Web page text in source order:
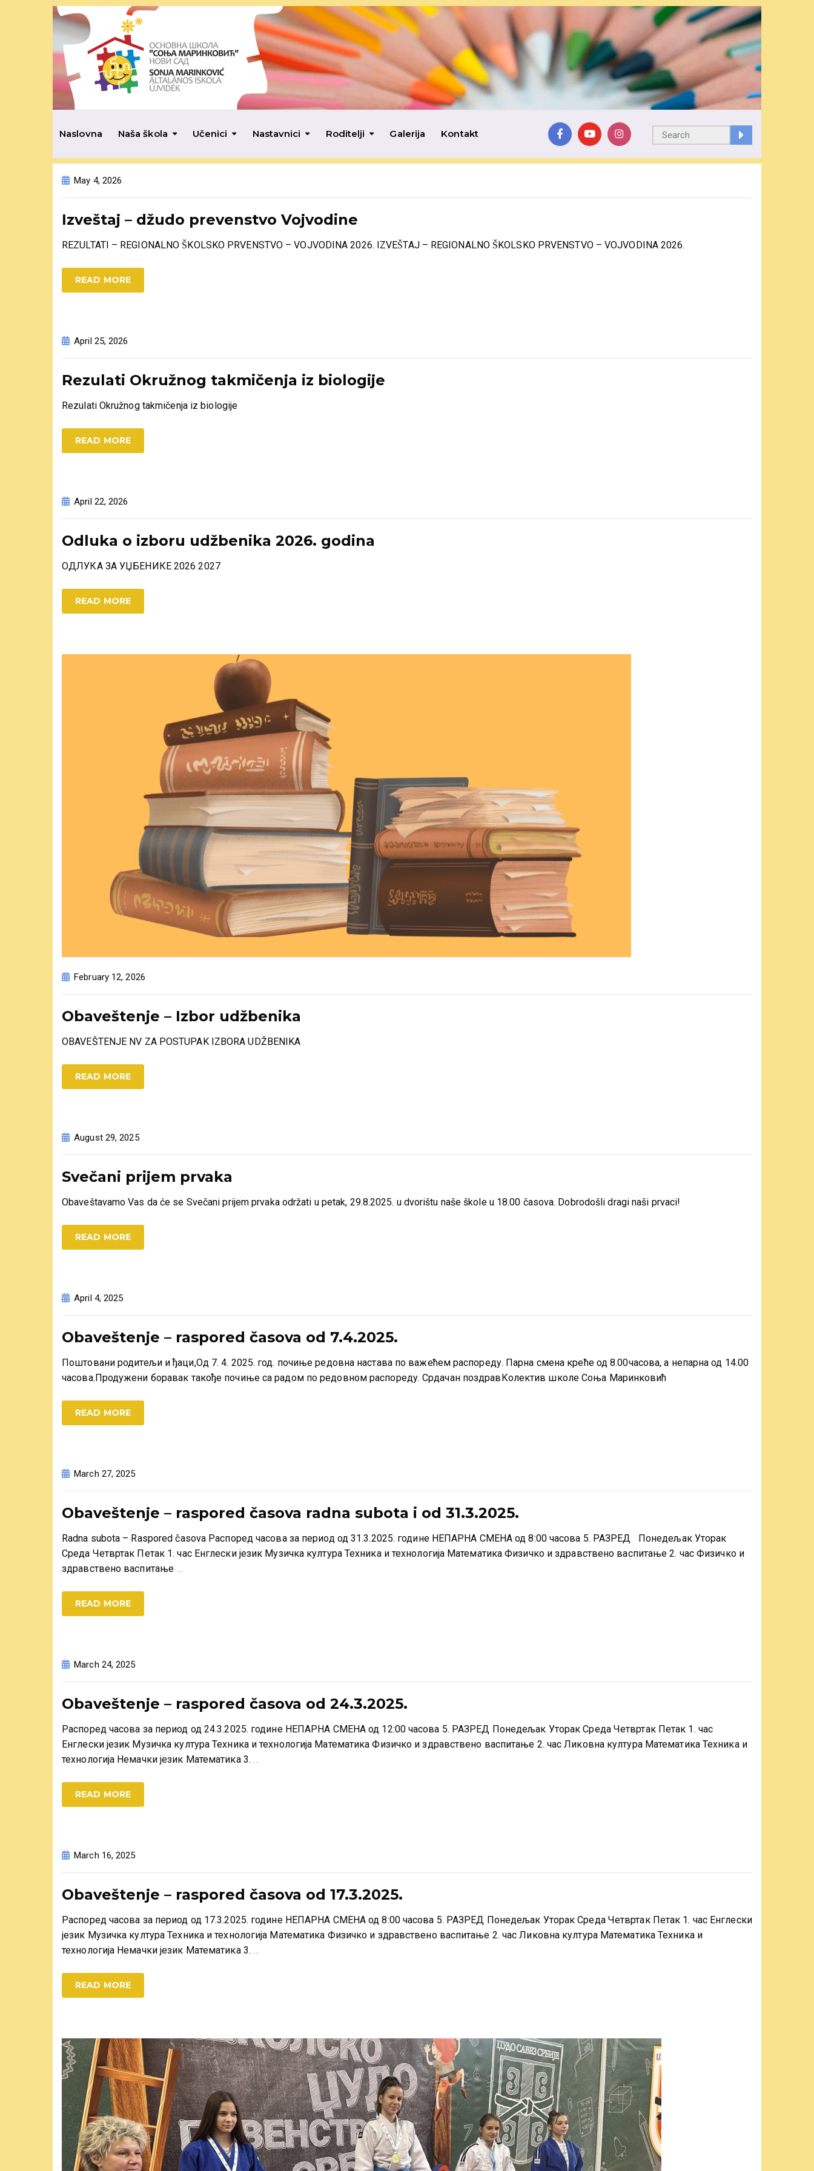
Naslovna Naša škola Učenici Nastavnici Roditelji Galerija Kontakt
May 4, 2026
Izveštaj – džudo prevenstvo Vojvodine
REZULTATI – REGIONALNO ŠKOLSKO PRVENSTVO – VOJVODINA 2026. IZVEŠTAJ – REGIONALNO ŠKOLSKO PRVENSTVO – VOJVODINA 2026.
READ MORE
April 25, 2026
Rezulati Okružnog takmičenja iz biologije
Rezulati Okružnog takmičenja iz biologije
READ MORE
April 22, 2026
Odluka o izboru udžbenika 2026. godina
ОДЛУКА ЗА УЏБЕНИКЕ 2026 2027
READ MORE
February 12, 2026
Obaveštenje – Izbor udžbenika
OBAVEŠTENJE NV ZA POSTUPAK IZBORA UDŽBENIKA
READ MORE
August 29, 2025
Svečani prijem prvaka
Obaveštavamo Vas da će se Svečani prijem prvaka održati u petak, 29.8.2025. u dvorištu naše škole u 18.00 časova. Dobrodošli dragi naši prvaci!
READ MORE
April 4, 2025
Obaveštenje – raspored časova od 7.4.2025.
Поштовани родитељи и ђаци,Од 7. 4. 2025. год. почиње редовна настава по важећем распореду. Парна смена креће од 8.00часова, а непарна од 14.00
часова.Продужени боравак такође почиње са радом по редовном распореду. Срдачан поздравКолектив школе Соња Маринковић
READ MORE
March 27, 2025
Obaveštenje – raspored časova radna subota i od 31.3.2025.
Radna subota – Raspored časova Распоред часова за период од 31.3.2025. године НЕПАРНА СМЕНА од 8:00 часова 5. РАЗРЕД Понедељак Уторак
Среда Четвртак Петак 1. час Енглески језик Музичка култура Техника и технологија Математика Физичко и здравствено васпитање 2. час Физичко и
здравствено васпитање…
READ MORE
March 24, 2025
Obaveštenje – raspored časova od 24.3.2025.
Распоред часова за период од 24.3.2025. године НЕПАРНА СМЕНА од 12:00 часова 5. РАЗРЕД Понедељак Уторак Среда Четвртак Петак 1. час
Енглески језик Музичка култура Техника и технологија Математика Физичко и здравствено васпитање 2. час Ликовна култура Математика Техника и
технологија Немачки језик Математика 3. …
READ MORE
March 16, 2025
Obaveštenje – raspored časova od 17.3.2025.
Распоред часова за период од 17.3.2025. године НЕПАРНА СМЕНА од 8:00 часова 5. РАЗРЕД Понедељак Уторак Среда Четвртак Петак 1. час Енглески
језик Музичка култура Техника и технологија Математика Физичко и здравствено васпитање 2. час Ликовна култура Математика Техника и
технологија Немачки језик Математика 3. …
READ MORE